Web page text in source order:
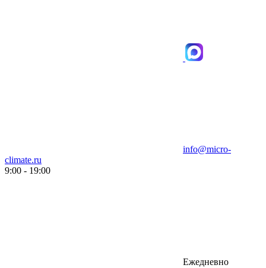
info@micro-
climate.ru
9:00 - 19:00
Ежедневно